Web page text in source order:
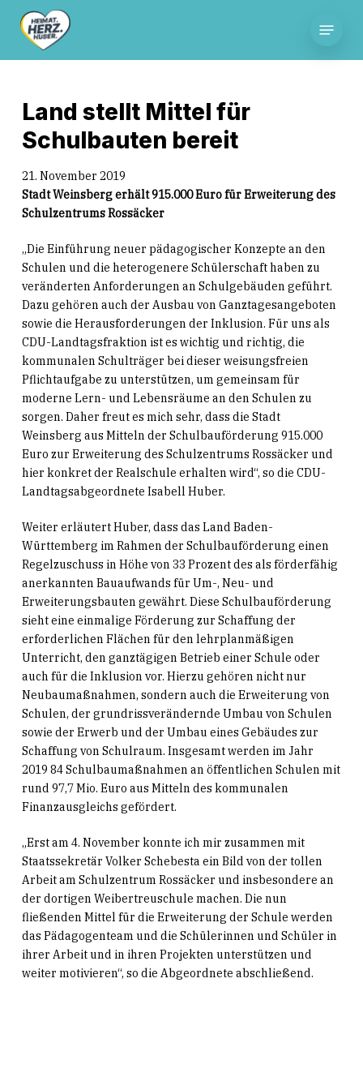
content
Land stellt Mittel für
Schulbauten bereit
21. November 2019
Stadt Weinsberg erhält 915.000 Euro für Erweiterung des
Schulzentrums Rossäcker
„Die Einführung neuer pädagogischer Konzepte an den
Schulen und die heterogenere Schülerschaft haben zu
veränderten Anforderungen an Schulgebäuden geführt.
Dazu gehören auch der Ausbau von Ganztagesangeboten
sowie die Herausforderungen der Inklusion. Für uns als
CDU-Landtagsfraktion ist es wichtig und richtig, die
kommunalen Schulträger bei dieser weisungsfreien
Pflichtaufgabe zu unterstützen, um gemeinsam für
moderne Lern- und Lebensräume an den Schulen zu
sorgen. Daher freut es mich sehr, dass die Stadt
Weinsberg aus Mitteln der Schulbauförderung 915.000
Euro zur Erweiterung des Schulzentrums Rossäcker und
hier konkret der Realschule erhalten wird“, so die CDU-
Landtagsabgeordnete Isabell Huber.
Weiter erläutert Huber, dass das Land Baden-
Württemberg im Rahmen der Schulbauförderung einen
Regelzuschuss in Höhe von 33 Prozent des als förderfähig
anerkannten Bauaufwands für Um-, Neu- und
Erweiterungsbauten gewährt. Diese Schulbauförderung
sieht eine einmalige Förderung zur Schaffung der
erforderlichen Flächen für den lehrplanmäßigen
Unterricht, den ganztägigen Betrieb einer Schule oder
auch für die Inklusion vor. Hierzu gehören nicht nur
Neubaumaßnahmen, sondern auch die Erweiterung von
Schulen, der grundrissverändernde Umbau von Schulen
sowie der Erwerb und der Umbau eines Gebäudes zur
Schaffung von Schulraum. Insgesamt werden im Jahr
2019 84 Schulbaumaßnahmen an öffentlichen Schulen mit
rund 97,7 Mio. Euro aus Mitteln des kommunalen
Finanzausgleichs gefördert.
„Erst am 4. November konnte ich mir zusammen mit
Staatssekretär Volker Schebesta ein Bild von der tollen
Arbeit am Schulzentrum Rossäcker und insbesondere an
der dortigen Weibertreuschule machen. Die nun
fließenden Mittel für die Erweiterung der Schule werden
das Pädagogenteam und die Schülerinnen und Schüler in
ihrer Arbeit und in ihren Projekten unterstützen und
weiter motivieren“, so die Abgeordnete abschließend.